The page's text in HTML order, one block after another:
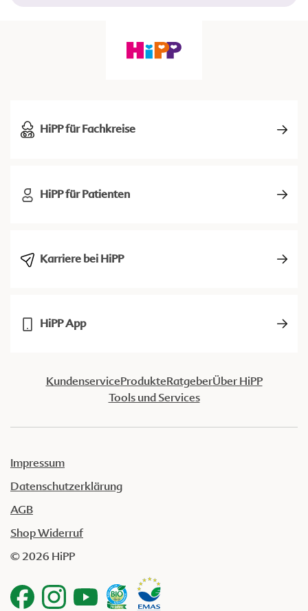
HiPP für Fachkreise
HiPP für Patienten
Karriere bei HiPP
HiPP App
KundenserviceProdukteRatgeberÜber HiPP
Tools und Services
Impressum
Datenschutzerklärung
AGB
Shop Widerruf
© 2026 HiPP